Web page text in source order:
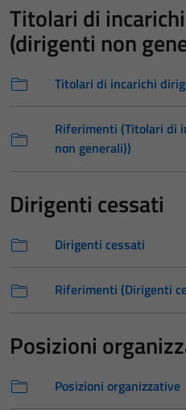
Titolari di
(dirigenti non
Titolari di incarichi
Riferimenti (Titolari di
non generali))
Dirigenti cessati
Dirigenti cessati
Riferimenti (Dirigenti
Posizioni
Posizioni organizzative